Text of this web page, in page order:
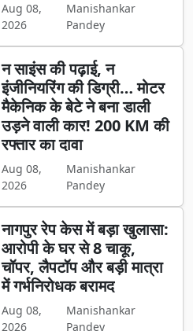
Aug 08,
2026
Manishankar
Pandey
न साइंस की पढ़ाई, न
इंजीनियरिंग की डिग्री… मोटर
मैकेनिक के बेटे ने बना डाली
उड़ने वाली कार! 200 KM की
रफ्तार का दावा
Aug 08,
2026
Manishankar
Pandey
नागपुर रेप केस में बड़ा खुलासा:
आरोपी के घर से 8 चाकू,
चॉपर, लैपटॉप और बड़ी मात्रा
में गर्भनिरोधक बरामद
Aug 08,
2026
Manishankar
Pandey